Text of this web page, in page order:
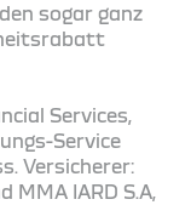
sogar ganz
Services,
Service
Versicherer:
MMA IARD S.A,